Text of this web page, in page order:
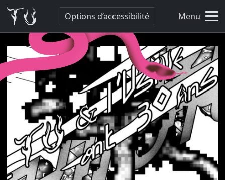
Options d’accessibilité Menu